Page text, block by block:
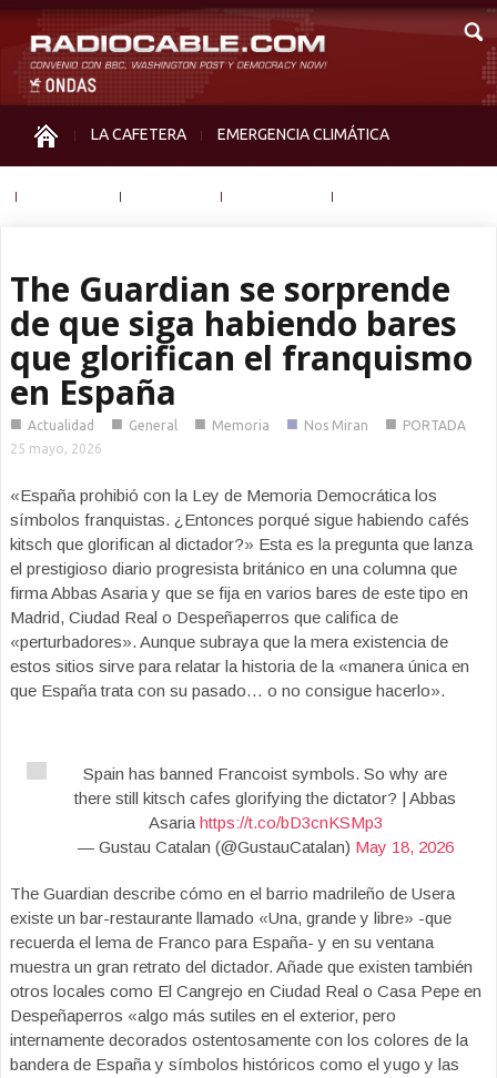
LA CAFETERA EMERGENCIA CLIMÁTICA
The Guardian se sorprende
de que siga habiendo bares
que glorifican el franquismo
en España
■ Actualidad ■ General ■ Memoria ■ Nos Miran ■ PORTADA
25 mayo, 2026
«España prohibió con la Ley de Memoria Democrática los
símbolos franquistas. ¿Entonces porqué sigue habiendo cafés
kitsch que glorifican al dictador?» Esta es la pregunta que lanza
el prestigioso diario progresista británico en una columna que
firma Abbas Asaria y que se fija en varios bares de este tipo en
Madrid, Ciudad Real o Despeñaperros que califica de
«perturbadores». Aunque subraya que la mera existencia de
estos sitios sirve para relatar la historia de la «manera única en
que España trata con su pasado… o no consigue hacerlo».
Spain has banned Francoist symbols. So why are
there still kitsch cafes glorifying the dictator? | Abbas
Asaria https://t.co/bD3cnKSMp3
— Gustau Catalan (@GustauCatalan) May 18, 2026
The Guardian describe cómo en el barrio madrileño de Usera
existe un bar-restaurante llamado «Una, grande y libre» -que
recuerda el lema de Franco para España- y en su ventana
muestra un gran retrato del dictador. Añade que existen también
otros locales como El Cangrejo en Ciudad Real o Casa Pepe en
Despeñaperros «algo más sutiles en el exterior, pero
internamente decorados ostentosamente con los colores de la
bandera de España y símbolos históricos como el yugo y las